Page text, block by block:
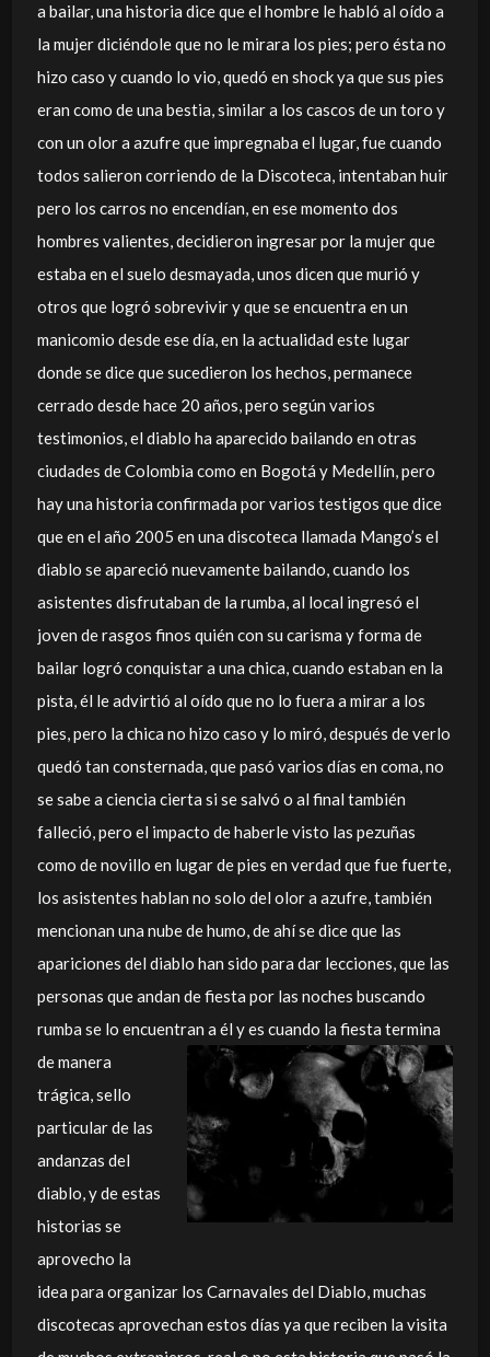
a bailar, una historia dice que el hombre le habló al oído a
la mujer diciéndole que no le mirara los pies; pero ésta no
hizo caso y cuando lo vio, quedó en shock ya que sus pies
eran como de una bestia, similar a los cascos de un toro y
con un olor a azufre que impregnaba el lugar, fue cuando
todos salieron corriendo de la Discoteca, intentaban huir
pero los carros no encendían, en ese momento dos
hombres valientes, decidieron ingresar por la mujer que
estaba en el suelo desmayada, unos dicen que murió y
otros que logró sobrevivir y que se encuentra en un
manicomio desde ese día, en la actualidad este lugar
donde se dice que sucedieron los hechos, permanece
cerrado desde hace 20 años, pero según varios
testimonios, el diablo ha aparecido bailando en otras
ciudades de Colombia como en Bogotá y Medellín, pero
hay una historia confirmada por varios testigos que dice
que en el año 2005 en una discoteca llamada Mango’s el
diablo se apareció nuevamente bailando, cuando los
asistentes disfrutaban de la rumba, al local ingresó el
joven de rasgos finos quién con su carisma y forma de
bailar logró conquistar a una chica, cuando estaban en la
pista, él le advirtió al oído que no lo fuera a mirar a los
pies, pero la chica no hizo caso y lo miró, después de verlo
quedó tan consternada, que pasó varios días en coma, no
se sabe a ciencia cierta si se salvó o al final también
falleció, pero el impacto de haberle visto las pezuñas
como de novillo en lugar de pies en verdad que fue fuerte,
los asistentes hablan no solo del olor a azufre, también
mencionan una nube de humo, de ahí se dice que las
apariciones del diablo han sido para dar lecciones, que las
personas que andan de fiesta por las noches buscando
rumba se lo encuentran a él y es cuando la fiesta termina
demanera
trágica, sello
particular de las
andanzas del
diablo, y de estas
historias se
aprovecho la
idea para organizar los Carnavales del Diablo, muchas
discotecas aprovechan estos días ya que reciben la visita